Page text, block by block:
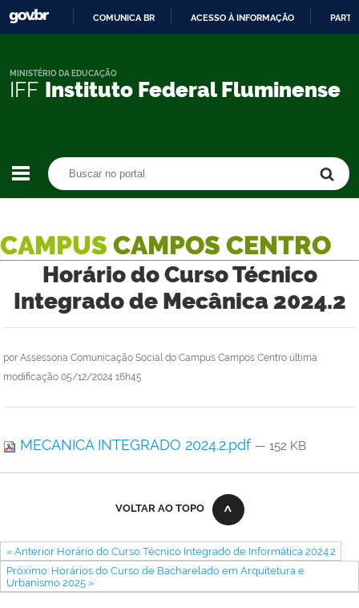
CONTEÚDO
COMUNICA BR ACESSO À INFORMAÇÃO
IFF Instituto Federal Fluminense
MINISTÉRIO DA EDUCAÇÃO
CAMPUS CAMPOS CENTRO
Horário do Curso Técnico
Integrado de Mecânica 2024.2
por Assessoria Comunicação Social do Campus Campos Centro última
modificação 05/12/2024 16h45
MECANICA INTEGRADO 2024.2.pdf — 152 KB
VOLTAR AO TOPO
« Anterior Horário do Curso Técnico Integrado de Informática 2024.2
Próximo: Horários do Curso de Bacharelado em Arquitetura e
Urbanismo 2025 »